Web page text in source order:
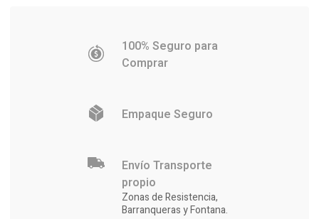
100% Seguro para
Comprar
Empaque Seguro
Envío Transporte
propio
Zonas de Resistencia,
Barranqueras y Fontana.